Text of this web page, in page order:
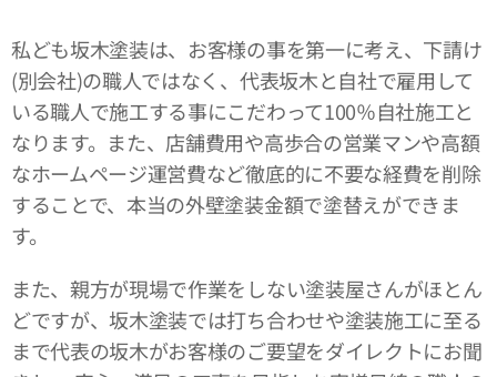
私ども坂木塗装は、お客様の事を第一に考え、下請け
(別会社)の職人ではなく、代表坂木と自社で雇用して
いる職人で施工する事にこだわって100％自社施工と
なります。また、店舗費用や高歩合の営業マンや高額
なホームページ運営費など徹底的に不要な経費を削除
することで、本当の外壁塗装金額で塗替えができま
す。
また、親方が現場で作業をしない塗装屋さんがほとん
どですが、坂木塗装では打ち合わせや塗装施工に至る
まで代表の坂木がお客様のご要望をダイレクトにお聞